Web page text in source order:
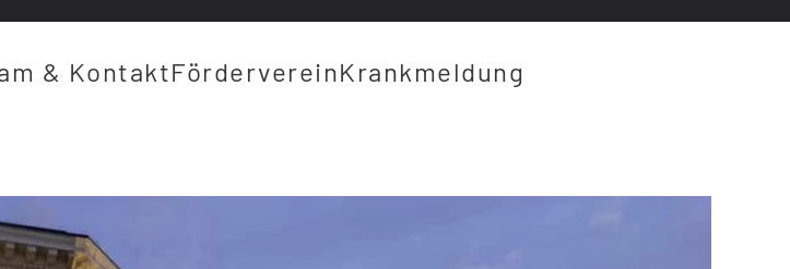
& KontaktFördervereinKrankmeldung